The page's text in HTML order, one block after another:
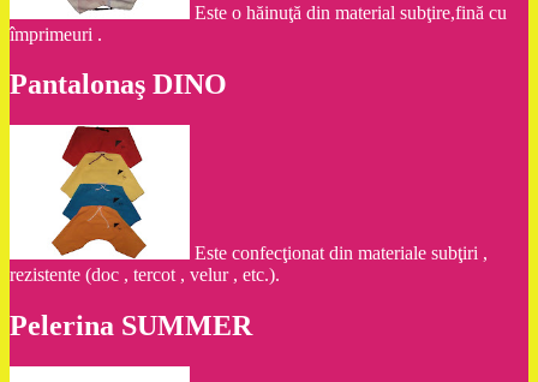
Este o hăinuţă din material subţire,fină cu
împrimeuri .
Pantalonaş DINO
Este confecţionat din materiale subţiri ,
rezistente (doc , tercot , velur , etc.).
Pelerina SUMMER